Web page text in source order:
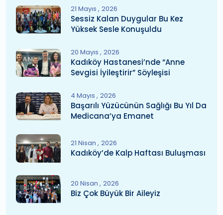
21 Mayıs 2026
Sessiz Kalan Duygular Bu Kez
Yüksek Sesle Konuşuldu
20 Mayıs 2026
Kadıköy Hastanesi’nde “Anne
Sevgisi İyileştirir” Söyleşisi
4 Mayıs 2026
Başarılı Yüzücünün Sağlığı Bu Yıl Da
Medicana’ya Emanet
21 Nisan 2026
Kadıköy’de Kalp Haftası Buluşması
20 Nisan 2026
Biz Çok Büyük Bir Aileyiz